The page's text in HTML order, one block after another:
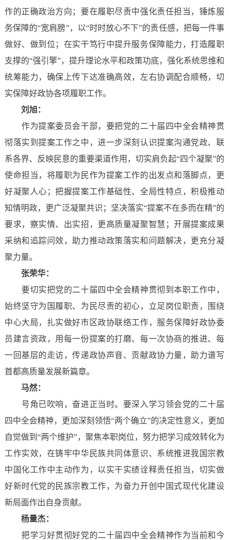
作的正确政治方向；要在履职尽责中强化责任担当，锤炼服
务保障的“宽肩膀”，以“时时放心不下”的责任感，把每一件事
做好、做到位；在实干笃行中提升服务保障能力，打造履职
支撑的“强引擎”，提升理论水平和政策功底，强化系统思维和
统筹能力，确保上传下达准确高效，左右协调配合顺畅，切
实保障好政协各项履职工作。
刘旭：
作为提案委员会干部，要把党的二十届四中全会精神贯
彻落实到提案工作之中，进一步深刻认识提案沟通党政、联
系各界、反映民意的重要渠道作用，切实肩负起“四个凝聚”的
使命担当，将履职为民作为提案工作的出发点和落脚点，更
好凝聚人心；把握提案工作基础性、全局性特点，积极推动
知情明政，更广泛凝聚共识；坚决落实“提案不在多而在精”的
要求，察实情、出实招，更高质量凝聚智慧；开展提案成果
采纳和追踪问效，助力推动政策落实和问题解决，更充分凝
聚力量。
张荣华：
要切实把党的二十届四中全会精神贯彻到本职工作中，
始终坚守为国履职、为民尽责的初心，立足岗位职责，围绕
中心大局，扎实做好市区政协联络工作，服务保障好政协委
员建言资政，用每一份提案的打磨、每一次协商的推进、每
一回基层的走访，传递政协声音、贡献政协力量，助力谱写
首都高质量发展新篇章。
马然：
号角已吹响，奋进正当时。要深入学习领会党的二十届
四中全会精神，更加深刻领悟“两个确立”的决定性意义，更加
自觉做到“两个维护”，聚焦本职岗位，努力把学习成效转化为
工作实效，在铸牢中华民族共同体意识、系统推进我国宗教
中国化工作中主动作为，以实干实绩诠释责任担当，切实做
好新时代党的民族宗教工作，为奋力开创中国式现代化建设
新局面作出自身贡献。
杨量杰：
把学习好贯彻好党的二十届四中全会精神作为当前和今